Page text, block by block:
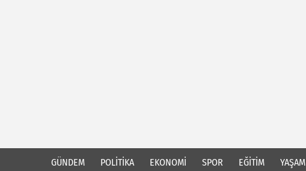
GÜNDEM POLİTİKA EKONOMİ SPOR EĞİTİM YAŞAM